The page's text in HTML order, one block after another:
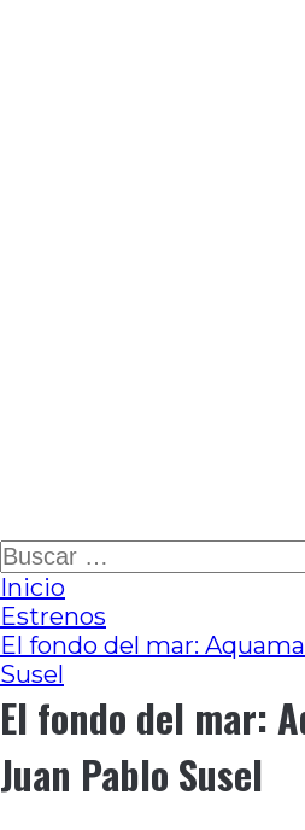
Ir
al
contenido
Buscar:
Inicio
Estrenos
El fondo del mar:
Susel
El fondo del mar:
Juan Pablo Susel